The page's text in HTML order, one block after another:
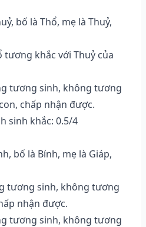
bố là Thổ, mẹ là Thuỷ,
tương khắc với Thuỷ của
tương sinh, không tương
chấp nhận được.
sinh khắc: 0.5/4
bố là Bính, mẹ là Giáp,
tương sinh, không tương
nhận được.
tương sinh, không tương